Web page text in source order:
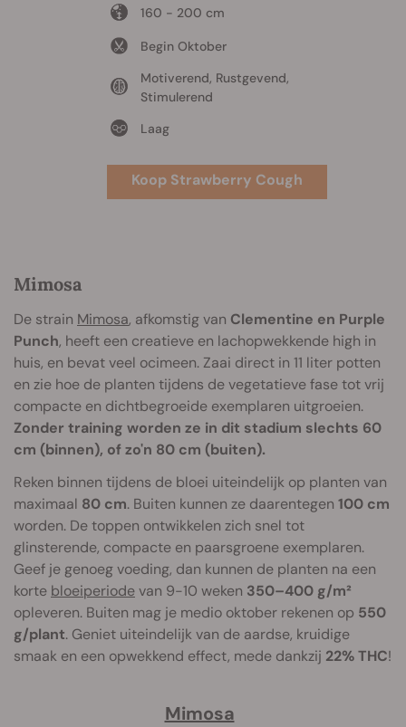
160 - 200 cm
Begin Oktober
Motiverend, Rustgevend,
Stimulerend
Laag
Koop Strawberry Cough
Mimosa
De strain Mimosa, afkomstig van Clementine en Purple
Punch, heeft een creatieve en lachopwekkende high in
huis, en bevat veel ocimeen. Zaai direct in 11 liter potten
en zie hoe de planten tijdens de vegetatieve fase tot vrij
compacte en dichtbegroeide exemplaren uitgroeien.
Zonder training worden ze in dit stadium slechts 60
cm (binnen), of zo'n 80 cm (buiten).
Reken binnen tijdens de bloei uiteindelijk op planten van
maximaal 80 cm. Buiten kunnen ze daarentegen 100 cm
worden. De toppen ontwikkelen zich snel tot
glinsterende, compacte en paarsgroene exemplaren.
Geef je genoeg voeding, dan kunnen de planten na een
korte bloeiperiodevan 9-10 weken 350–400 g/m²
opleveren. Buiten mag je medio oktober rekenen op 550
g/plant. Geniet uiteindelijk van de aardse, kruidige
smaak en een opwekkend effect, mede dankzij 22% THC!
Mimosa